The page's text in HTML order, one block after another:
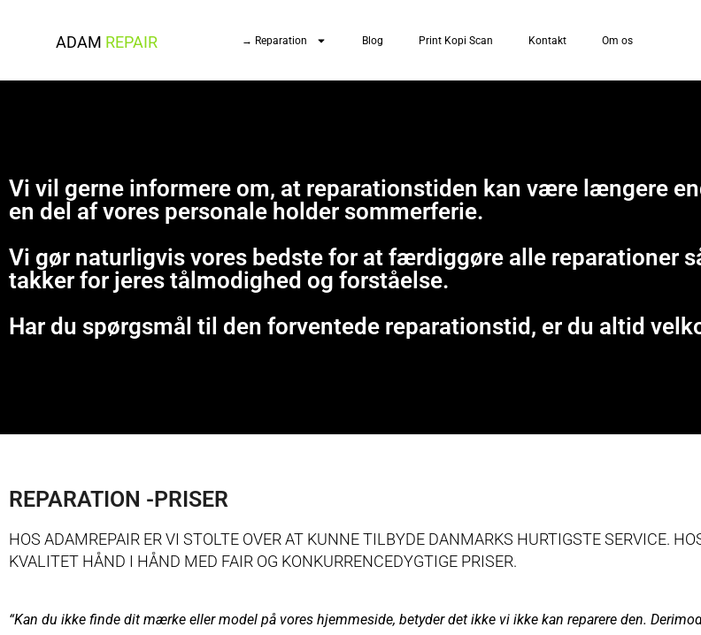
ADAM REPAIR → Reparation Blog Print Kopi Scan Kontakt Om os
Vi vil gerne informere om, at reparationstiden kan være længere
en del af vores personale holder sommerferie.
Vi gør naturligvis vores bedste for at færdiggøre alle reparationer
takker for jeres tålmodighed og forståelse.
Har du spørgsmål til den forventede reparationstid, er du altid
REPARATION -PRISER
HOS ADAMREPAIR ER VI STOLTE OVER AT KUNNE TILBYDE DANMARKS HURTIGSTE SERVICE.
KVALITET HÅND I HÅND MED FAIR OG KONKURRENCEDYGTIGE PRISER.
“Kan du ikke finde dit mærke eller model på vores hjemmeside, betyder det ikke vi ikke kan reparere den.